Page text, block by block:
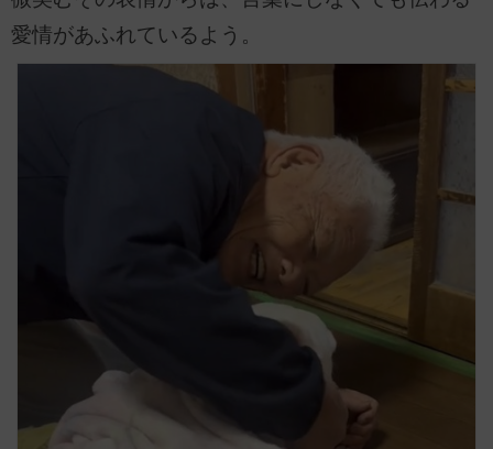
愛情があふれているよう。